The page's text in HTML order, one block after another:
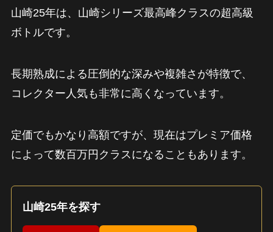
山崎25年は、山崎シリーズ最高峰クラスの超高級
ボトルです。
長期熟成による圧倒的な深みや複雑さが特徴で、
コレクター人気も非常に高くなっています。
定価でもかなり高額ですが、現在はプレミア価格
によって数百万円クラスになることもあります。
山崎25年を探す